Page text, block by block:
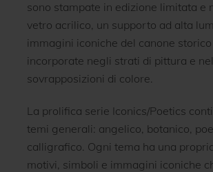
sono stampate in edizione limitata e
vetro acrilico, un supporto ad alta
immagini iconiche del canone storico
incorporate negli strati di pittura e
sovrapposizioni di colore.
La prolifica serie Iconics/Poetics
temi generali: angelico, botanico,
calligrafico. Ogni tema ha una
motivi, simboli e immagini iconiche